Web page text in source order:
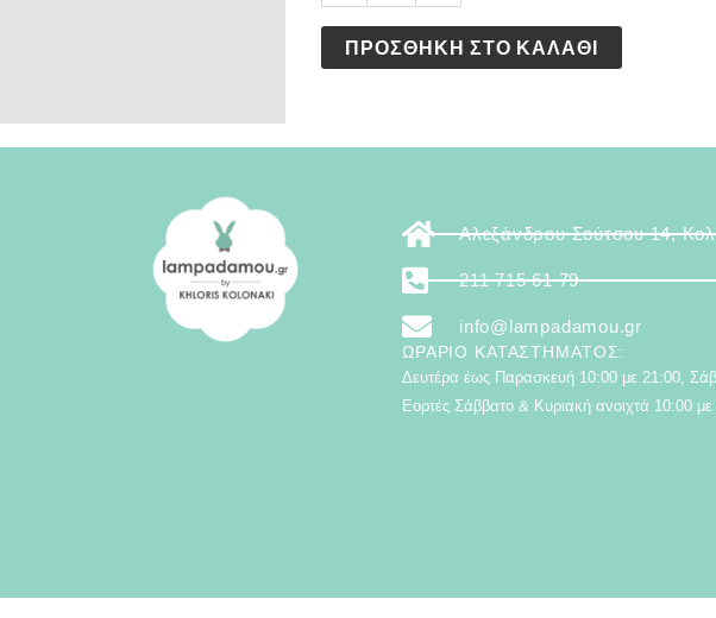
BLUE
ΠΡΟΣΘΉΚΗ ΣΤΟ ΚΑΛΆΘΙ
Αλεξάνδρου Σούτσου 14,
211 715 61 79
info@lampadamou.gr
ΩΡΆΡΙΟ ΚΑΤΑΣΤΉΜΑΤΟΣ:
Δευτέρα έως Παρασκευή 10:00 με 21:00,
Εορτές Σάββατο & Κυριακή ανοιχτά 10:00